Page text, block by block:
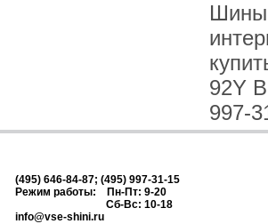
Шины
92Y
997-
(495) 646-84-87; (495) 997-31-15
Режим работы: Пн-Пт: 9-20
Сб-Вс: 10-18
info@vse-shini.ru